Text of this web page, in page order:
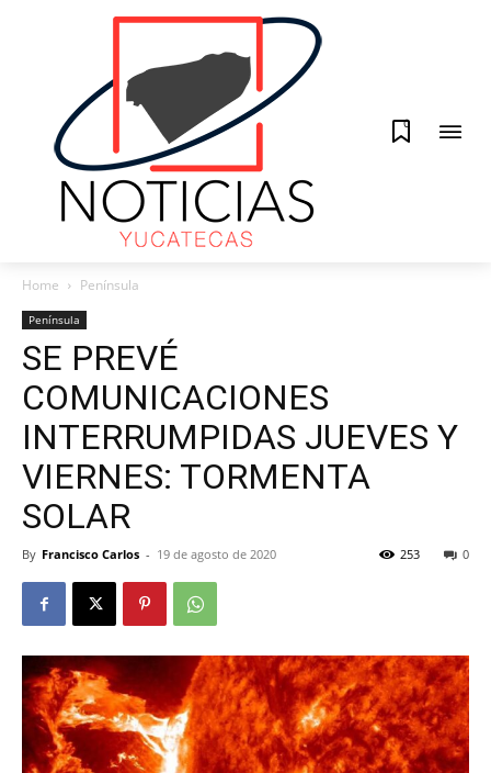
0
Home Península
Península
SE PREVÉ
COMUNICACIONES
INTERRUMPIDAS JUEVES Y
VIERNES: TORMENTA
SOLAR
By Francisco Carlos - 19 de agosto de 2020 0
253